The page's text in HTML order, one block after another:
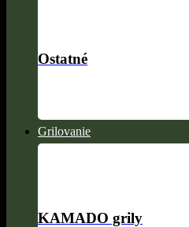
Ostatné
Grilovanie
KAMADO grily